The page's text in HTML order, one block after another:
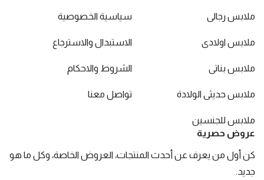
ملابس رجالى
ملابس اولادى
ملابس بناتى
ملابس حديثى الولادة
ملابس للجنسين
سياسية الخصوصية
الاستبدال والاسترجاع
الشروط والاحكام
تواصل معنا
عروض حصرية
كن أول من يعرف عن أحدث المنتجات، العروض الخاصة، وكل ما هو
جديد.